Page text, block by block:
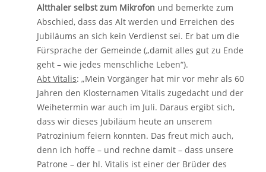
Altthaler selbst zum Mikrofon und bemerkte zum
Abschied, dass das Alt werden und Erreichen des
Jubiläums an sich kein Verdienst sei. Er bat um die
Fürsprache der Gemeinde („damit alles gut zu Ende
geht – wie jedes menschliche Leben“).
Abt Vitalis: „Mein Vorgänger hat mir vor mehr als 60
Jahren den Klosternamen Vitalis zugedacht und der
Weihetermin war auch im Juli. Daraus ergibt sich,
dass wir dieses Jubiläum heute an unserem
Patrozinium feiern konnten. Das freut mich auch,
denn ich hoffe – und rechne damit – dass unsere
Patrone – der hl. Vitalis ist einer der Brüder des